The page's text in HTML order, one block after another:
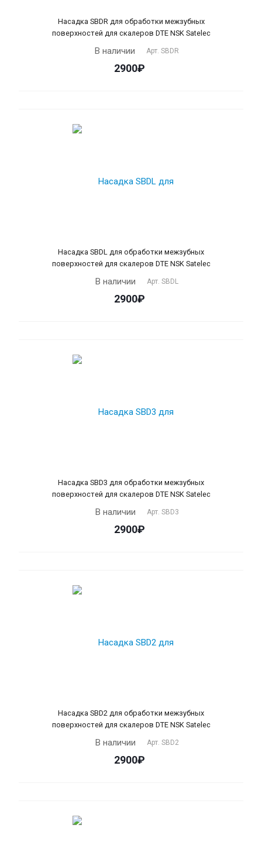
Насадка SBDR для обработки межзубных
поверхностей для скалеров DTE NSK Satelec
В наличии Арт. SBDR
2900₽
Насадка SBDL для обработки межзубных
поверхностей для скалеров DTE NSK Satelec
В наличии Арт. SBDL
2900₽
Насадка SBD3 для обработки межзубных
поверхностей для скалеров DTE NSK Satelec
В наличии Арт. SBD3
2900₽
Насадка SBD2 для обработки межзубных
поверхностей для скалеров DTE NSK Satelec
В наличии Арт. SBD2
2900₽